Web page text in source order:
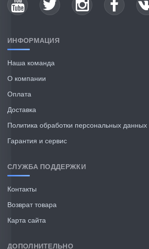
ИНФОРМАЦИЯ
Наша команда
О компании
Оплата
Доставка
Политика обработки персональных
Гарантия и сервис
СЛУЖБА ПОДДЕРЖКИ
Контакты
Возврат товара
Карта сайта
ДОПОЛНИТЕЛЬНО